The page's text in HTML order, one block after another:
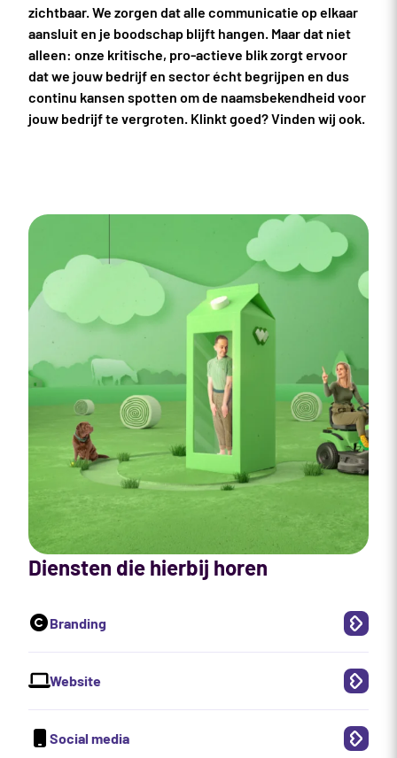
zichtbaar. We zorgen dat alle communicatie op elkaar
aansluit en je boodschap blijft hangen. Maar dat niet
alleen: onze kritische, pro-actieve blik zorgt ervoor
dat we jouw bedrijf en sector écht begrijpen en dus
continu kansen spotten om de naamsbekendheid voor
jouw bedrijf te vergroten. Klinkt goed? Vinden wij ook.
Diensten die hierbij horen
Branding
Website
Social media